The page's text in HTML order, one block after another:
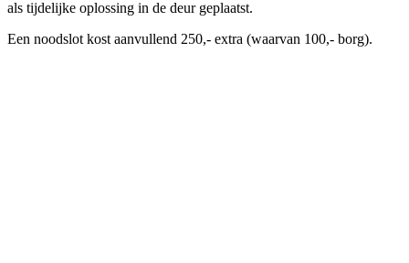
als tijdelijke oplossing in de deur geplaatst.
Een noodslot kost aanvullend 250,- extra (waarvan 100,- borg).